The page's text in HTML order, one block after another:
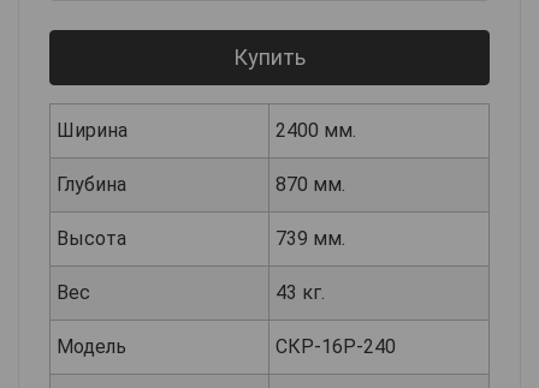
Купить
Ширина 2400 мм.
Глубина 870 мм.
Высота 739 мм.
Вес 43 кг.
Модель СКР-16Р-240